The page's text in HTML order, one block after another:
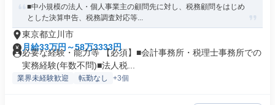
■中小規模の法人・個人事業主の顧問先に対し、税務顧問をはじめ
とした決算申告、税務調査対応等...
東京都立川市
月給33万円～58万3333円
必要な経験・能力等 【必須】■会計事務所・税理士事務所での
実務経験(年数不問)■法人税...
業界未経験歓迎 転勤なし +3個